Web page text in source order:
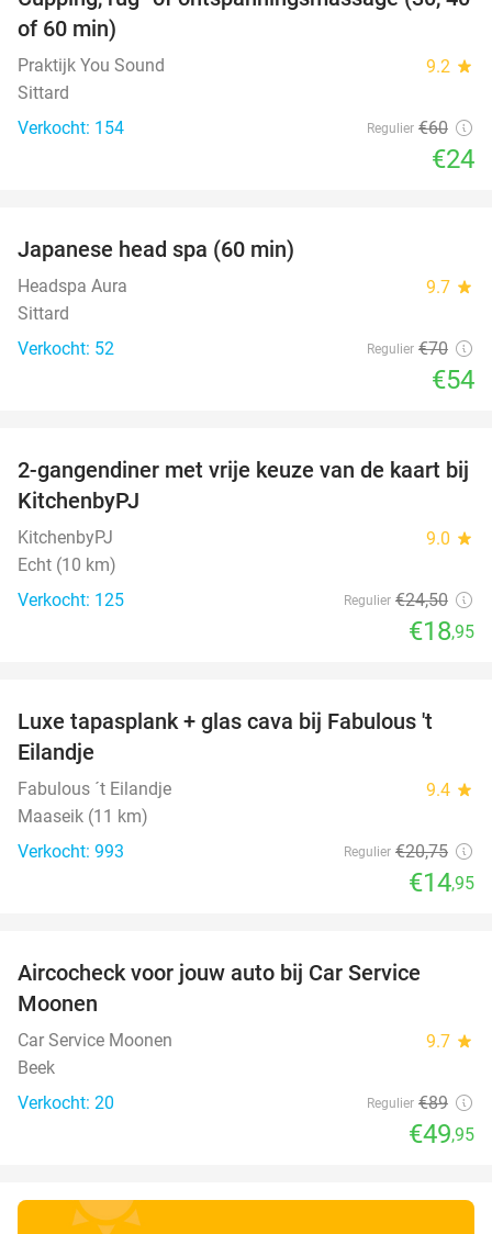
of 60 min)
Praktijk You Sound 9.2 star
Sittard
Verkocht: 154
Regulier €60
€24
Japanese head spa (60 min)
Headspa Aura 9.7 star
Sittard
Verkocht: 52
Regulier €70
€54
23%
2-gangendiner met vrije keuze van de kaart bij
KitchenbyPJ
KitchenbyPJ 9.0 star
Echt (10 km)
Verkocht: 125
Regulier €24,50
€18,95
28%
Luxe tapasplank + glas cava bij Fabulous 't
Eilandje
Fabulous ´t Eilandje 9.4 star
Maaseik (11 km)
Verkocht: 993
Regulier €20,75
€14,95
Aircocheck voor jouw auto bij Car Service
Moonen
Car Service Moonen 9.7 star
Beek
Verkocht: 20
Regulier €89
€49,95